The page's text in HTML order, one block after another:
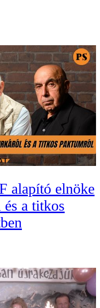
alapító elnöke
a titkos